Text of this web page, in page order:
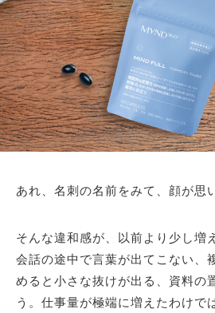
あれ、名刺の名前をみて、顔が
そんな違和感が、以前より少し増
会話の途中で言葉が出てこない、
めると小さな抜けが出る、資料の
う。仕事量が極端に増えたわけで